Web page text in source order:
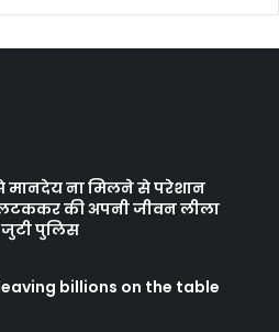
मानदेय ना मिलने से परेशान
की अपनी जीवन लीला
पुलिस
billions on the table